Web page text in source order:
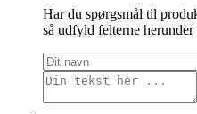
Har du spørgsmål til
så udfyld felterne